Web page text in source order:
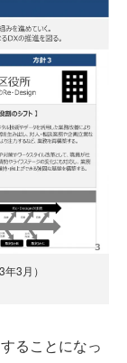
3月）
ることになっ